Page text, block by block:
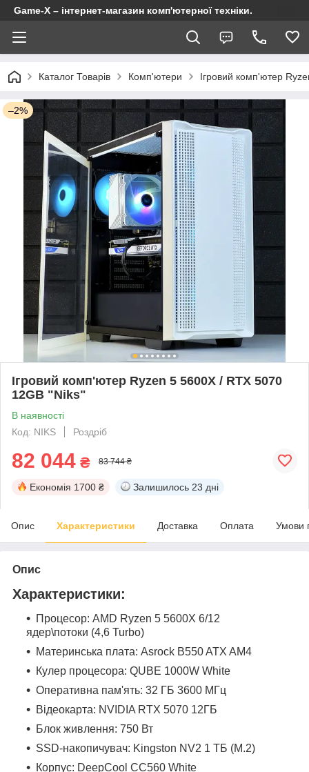
Game-X – інтернет-магазин комп'ютерної техніки.
Каталог Товарів Комп'ютери Ігровий комп'ютер
–2%
Ігровий комп'ютер Ryzen 5 5600X / RTX 5070
12GB "Niks"
В наявності
Код: NIKS
Роздріб
82 044 ₴ 83 744 ₴
Економія 1700 ₴ Залишилось 23 дні
Опис Характеристики Доставка Оплата Умови
Опис
Характеристики:
Процесор: AMD Ryzen 5 5600X 6/12
ядер\потоки (4,6 Turbo)
Материнська плата: Asrock B550 ATX AM4
Кулер процесора: QUBE 1000W White
Оперативна пам'ять: 32 ГБ 3600 МГц
Відеокарта: NVIDIA RTX 5070 12ГБ
Блок живлення: 750 Вт
SSD-накопичувач: Kingston NV2 1 ТБ (M.2)
Корпус: DeepCool CC560 White